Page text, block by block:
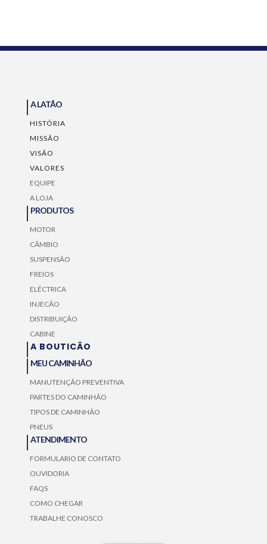
sistema
A LATÃO
HISTÓRIA
MISSÃO
VISÃO
VALORES
EQUIPE
A LOJA
PRODUTOS
MOTOR
CÃMBIO
SUSPENSÃO
FREIOS
ELÉCTRICA
INJECÃO
DISTRIBUIÇÃO
CABINE
A BOUTICÃO
MEU CAMINHÃO
MANUTENÇÃO PREVENTIVA
PARTES DO CAMINHÃO
TIPOS DE CAMINHÃO
PNEUS
ATENDIMENTO
FORMULARIO DE CONTATO
OUVIDORIA
FAQS
COMO CHEGAR
TRABALHE CONOSCO